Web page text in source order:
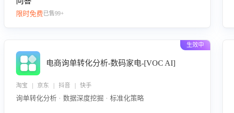
限时免费已售99+
生效中
电商询单转化分析-数码家电-[VOC AI]
淘宝 | 京东 | 抖音 | 快手
询单转化分析 · 数据深度挖掘 · 标准化策略